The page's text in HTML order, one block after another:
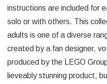
instructions are included for
solo or with others. This
adults is one of a diverse
created by a fan designer,
produced by the LEGO
lieveably stunning product,